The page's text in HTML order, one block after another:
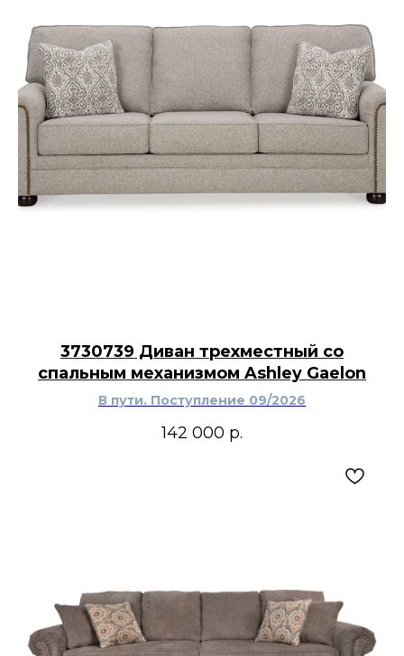
3730739 Диван трехместный со
спальным механизмом Ashley Gaelon
В пути. Поступление 09/2026
142 000 р.